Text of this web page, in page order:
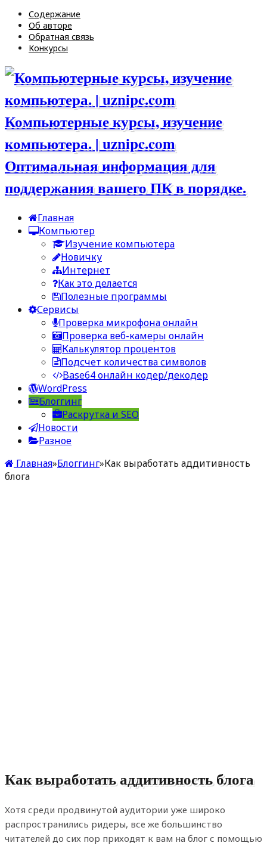
Содержание
Об авторе
Обратная связь
Конкурсы
Компьютерные курсы, изучение
компьютера. | uznipc.com
Оптимальная информация для
поддержания вашего ПК в порядке.
Главная
Компьютер
Изучение компьютера
Новичку
Интернет
Как это делается
Полезные программы
Сервисы
Проверка микрофона онлайн
Проверка веб-камеры онлайн
Калькулятор процентов
Подсчет количества символов
Base64 онлайн кодер/декодер
WordPress
Блоггинг
Раскрутка и SEO
Новости
Разное
Главная»Блоггинг»Как выработать аддитивность
блога
Как выработать аддитивность блога
Хотя среди продвинутой аудитории уже широко
распространились ридеры, все же большинство
читателей до сих пор приходят к вам на блог с помощью